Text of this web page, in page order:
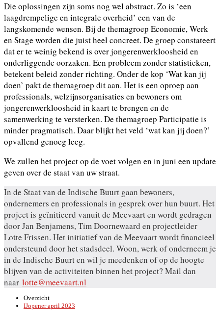
Die oplossingen zijn soms nog wel abstract. Zo is ‘een
laagdrempelige en integrale overheid’ een van de
langskomende wensen. Bij de themagroep Economie, Werk
en Stage worden die juist heel concreet. De groep constateert
dat er te weinig bekend is over jongerenwerkloosheid en
onderliggende oorzaken. Een probleem zonder statistieken,
betekent beleid zonder richting. Onder de kop ‘Wat kan jij
doen’ pakt de themagroep dit aan. Het is een oproep aan
professionals, welzijnsorganisaties en bewoners om
jongerenwerkloosheid in kaart te brengen en de
samenwerking te versterken. De themagroep Participatie is
minder pragmatisch. Daar blijkt het veld ‘wat kan jij doen?’
opvallend genoeg leeg.
We zullen het project op de voet volgen en in juni een update
geven over de staat van uw straat.
In de Staat van de Indische Buurt gaan bewoners,
ondernemers en professionals in gesprek over hun buurt. Het
project is geïnitieerd vanuit de Meevaart en wordt gedragen
door Jan Benjamens, Tim Doornewaard en projectleider
Lotte Frissen. Het initiatief van de Meevaart wordt financieel
ondersteund door het stadsdeel. Woon, werk of onderneem je
in de Indische Buurt en wil je meedenken of op de hoogte
blijven van de activiteiten binnen het project? Mail dan
naar lotte@meevaart.nl
Overzicht
IJopener april 2023